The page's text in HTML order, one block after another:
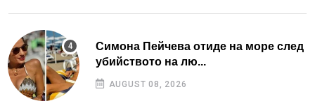
Симона Пейчева отиде на море след
убийството на лю...
AUGUST 08, 2026